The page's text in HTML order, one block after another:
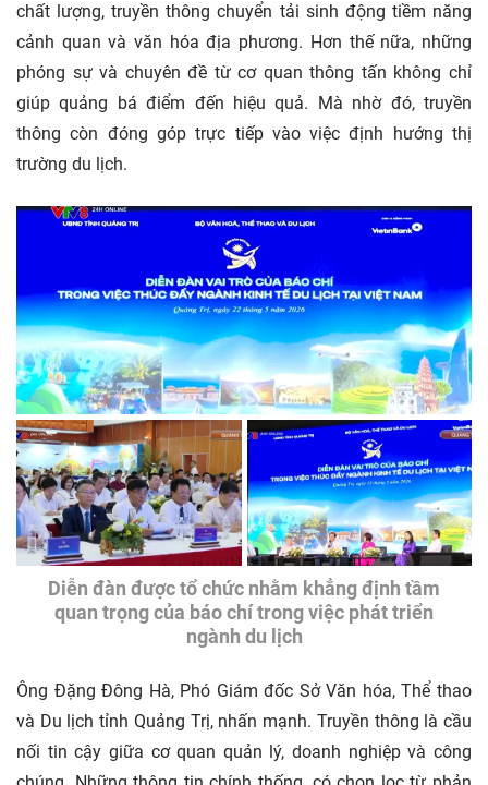
chất lượng, truyền thông chuyển tải sinh động tiềm năng
cảnh quan và văn hóa địa phương. Hơn thế nữa, những
phóng sự và chuyên đề từ cơ quan thông tấn không chỉ
giúp quảng bá điểm đến hiệu quả. Mà nhờ đó, truyền
thông còn đóng góp trực tiếp vào việc định hướng thị
trường du lịch.
Diễn đàn được tổ chức nhằm khẳng định tầm
quan trọng của báo chí trong việc phát triển
ngành du lịch
Ông Đặng Đông Hà, Phó Giám đốc Sở Văn hóa, Thể thao
và Du lịch tỉnh Quảng Trị, nhấn mạnh. Truyền thông là cầu
nối tin cậy giữa cơ quan quản lý, doanh nghiệp và công